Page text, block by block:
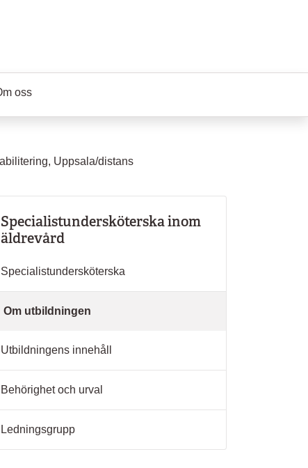
oss
Uppsala/distans
Specialistundersköterska inom
äldrevård
Specialistundersköterska
Om utbildningen
Utbildningens innehåll
Behörighet och urval
Ledningsgrupp